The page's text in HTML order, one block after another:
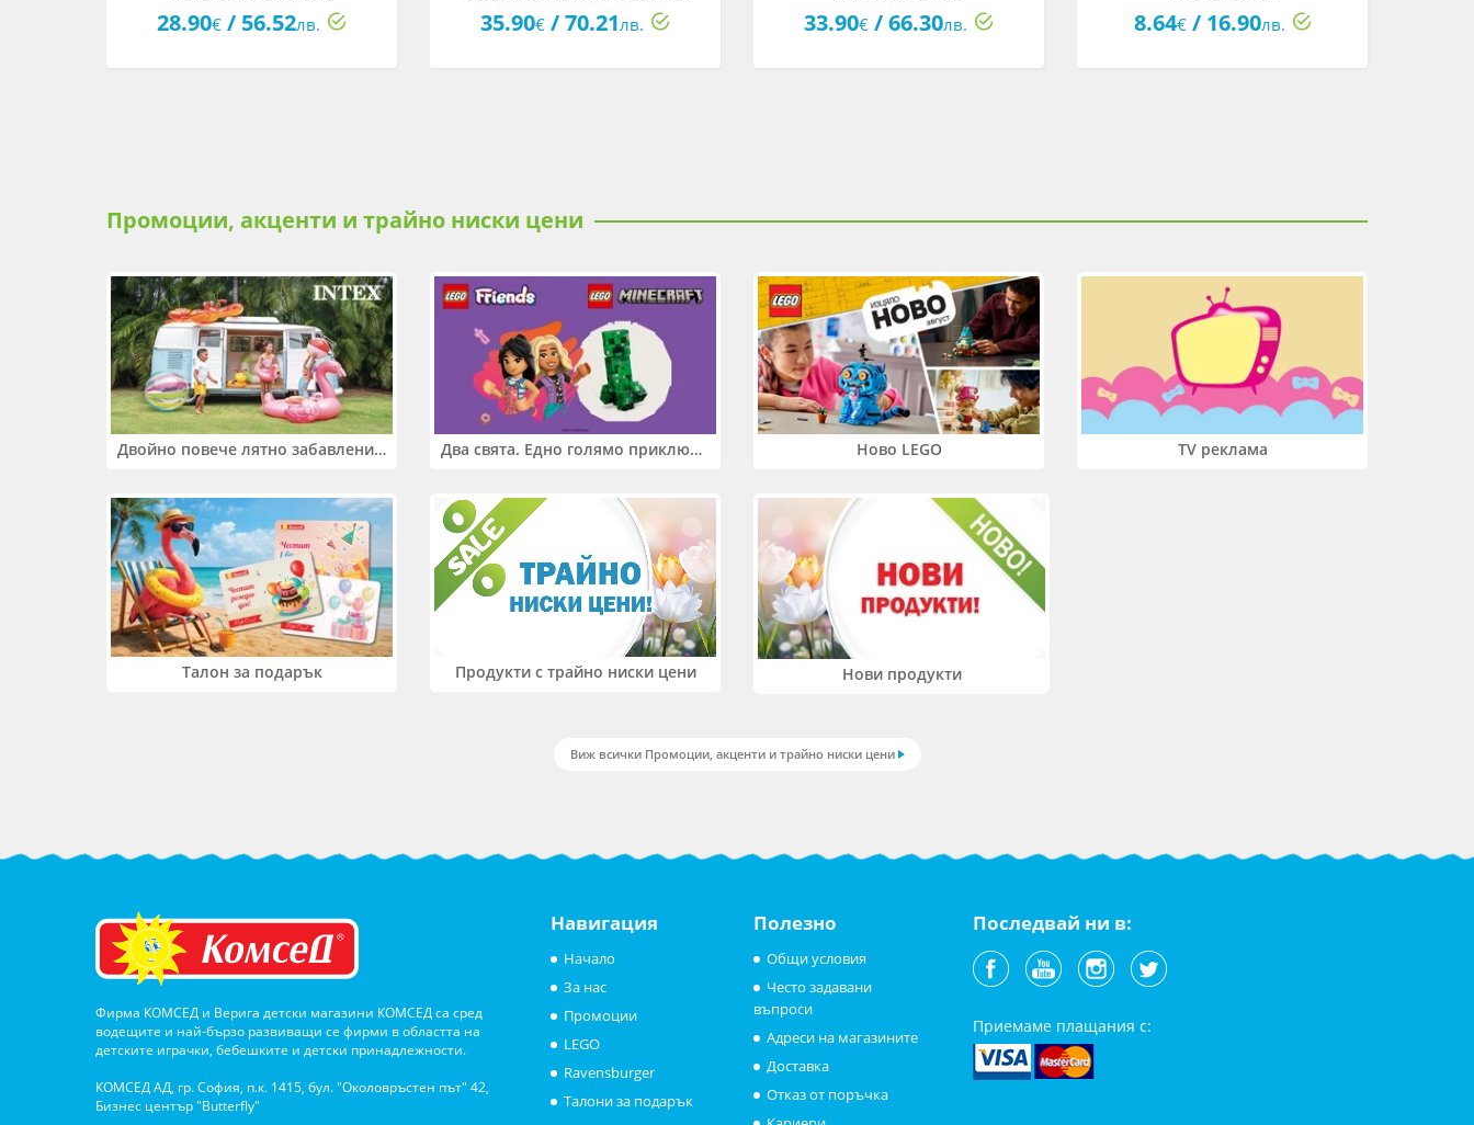
28.90€ / 56.52лв. 35.90€ / 70.21лв. 33.90€ / 66.30лв. 8.64€/ 16.90лв.
Промоции, акценти и трайно ниски цени
Двойно повече лятно забавление! Купи 2 продукта INTEX и вземи -33% Два свята. Едно голямо приключение. Купи 2 продукта LEGO® Friends и/или LEGO® Minecraft и вземи -27% Ново LEGO TV реклама
Талон за подарък Продукти с трайно ниски цени Нови продукти
Виж всички Промоции, акценти и трайно ниски цени
Фирма КОМСЕД и Верига детски магазини КОМСЕД са сред
водещите и най-бързо развиващи се фирми в областта на
детските играчки, бебешките и детски принадлежности.
КОМСЕД АД, гр. София, п.к. 1415, бул. "Околовръстен път" 42,
Бизнес център "Butterfly"
Навигация
Начало
За нас
Промоции
LEGO
Ravensburger
Талони за подарък
Полезно
Общи условия
Често задавани
въпроси
Адреси на магазините
Доставка
Отказ от поръчка
Последвай ни в:
Приемаме плащания с: